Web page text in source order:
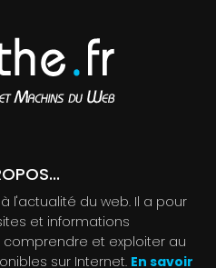
l'actualité du web. Il a pour
et informations
et exploiter au
sur Internet. En savoir